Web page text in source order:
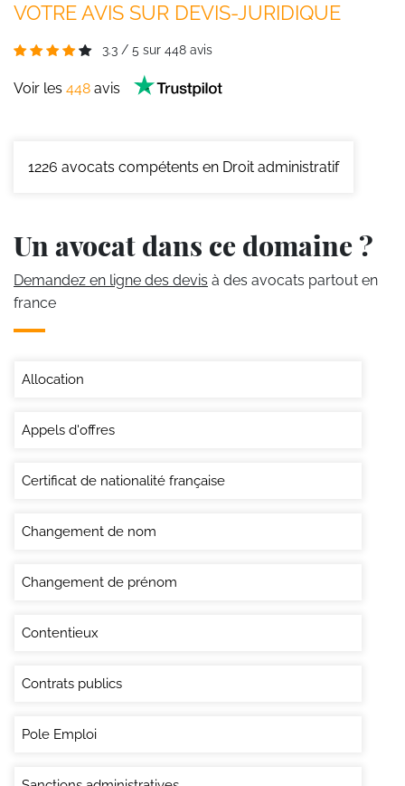
VOTRE AVIS SUR DEVIS-JURIDIQUE
3.3 / 5 sur 448 avis
Voir les 448 avis
1226 avocats compétents en Droit administratif
Un avocat dans ce domaine ?
Demandez en ligne des devis à des avocats partout en
france
Allocation
Appels d'offres
Certificat de nationalité française
Changement de nom
Changement de prénom
Contentieux
Contrats publics
Pole Emploi